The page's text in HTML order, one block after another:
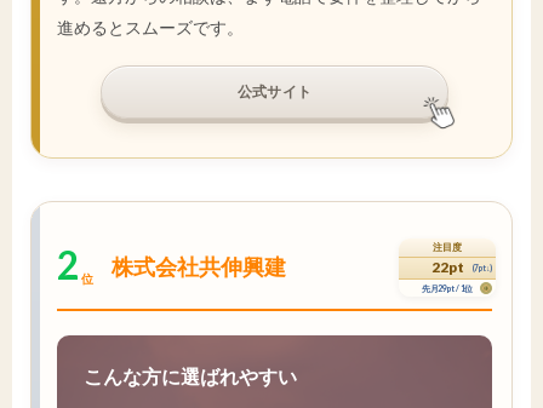
進めるとスムーズです。
公式サイト
2 位 株式会社共伸興建
注目度
22pt (7pt↓)
先月29pt / 1位
こんな方に選ばれやすい